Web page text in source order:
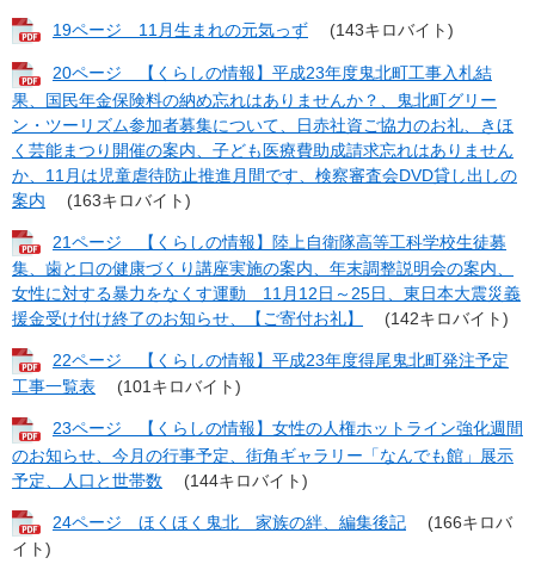
19ページ 11月生まれの元気っず (143キロバイト)
20ページ 【くらしの情報】平成23年度鬼北町工事入札結
果、国民年金保険料の納め忘れはありませんか？、鬼北町グリー
ン・ツーリズム参加者募集について、日赤社資ご協力のお礼、きほ
く芸能まつり開催の案内、子ども医療費助成請求忘れはありません
か、11月は児童虐待防止推進月間です、検察審査会DVD貸し出しの
案内 (163キロバイト)
21ページ 【くらしの情報】陸上自衛隊高等工科学校生徒募
集、歯と口の健康づくり講座実施の案内、年末調整説明会の案内、
女性に対する暴力をなくす運動 11月12日～25日、東日本大震災義
援金受け付け終了のお知らせ、【ご寄付お礼】
(142キロバイト)
22ページ 【くらしの情報】平成23年度得尾鬼北町発注予定
工事一覧表 (101キロバイト)
23ページ 【くらしの情報】女性の人権ホットライン強化週間
のお知らせ、今月の行事予定、街角ギャラリー「なんでも館」展示
予定、人口と世帯数 (144キロバイト)
24ページ ほくほく鬼北 家族の絆、編集後記 (166キロバ
イト)